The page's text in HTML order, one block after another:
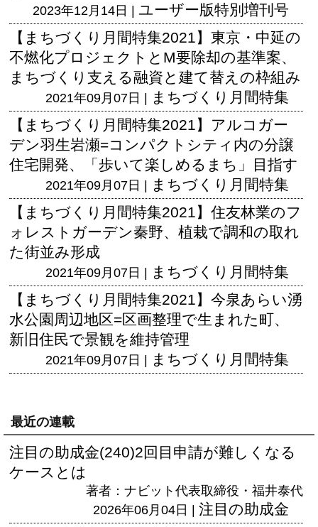
2023年12月14日 | ユーザー版特別増刊号
【まちづくり月間特集2021】東京・中延の
不燃化プロジェクトとM要除却の基準案、
まちづくり支える融資と建て替えの枠組み
2021年09月07日 | まちづくり月間特集
【まちづくり月間特集2021】アルコガー
デン羽生岩瀬=コンパクトシティ内の分譲
住宅開発、「歩いて楽しめるまち」目指す
2021年09月07日 | まちづくり月間特集
【まちづくり月間特集2021】住友林業のフ
ォレストガーデン秦野、植栽で調和の取れ
た街並み形成
2021年09月07日 | まちづくり月間特集
【まちづくり月間特集2021】今泉あらい湧
水公園周辺地区=区画整理で生まれた町、
新旧住民で景観を維持管理
2021年09月07日 | まちづくり月間特集
最近の連載
注目の助成金(240)2回目申請が難しくなる
ケースとは
著者：ナビット代表取締役・福井泰代
2026年06月04日 | 注目の助成金